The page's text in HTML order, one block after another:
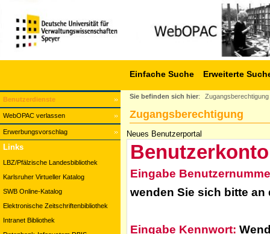
Benutzerdienste
WebOPAC verlassen
Erwerbungsvorschlag
Einfache Suche Erweiterte
Links
LBZ/Pfälzische Landesbibliothek
Karlsruher Virtueller Katalog
SWB Online-Katalog
Elektronische Zeitschriftenbibliothek
Intranet Bibliothek
Sie befinden sich hier: Zugangsberechtigung
Zugangsberechtigung
Neues Benutzerportal
Benutzerkonto
Eingabe
wenden Sie sich bitte
Eingabe Kennwort: